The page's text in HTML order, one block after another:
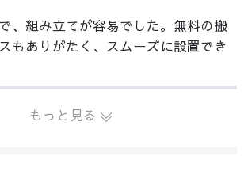
、組み立てが容易でした。無料の搬
もありがたく、スムーズに設置でき
もっと見る